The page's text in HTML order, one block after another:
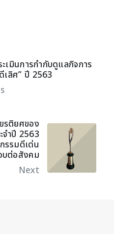
เมินการกำกับดูแลกิจการ
เลิศ” ปี 2563
รติยศของ
จำปี 2563
รรมดีเด่น
บต่อสังคม
Next